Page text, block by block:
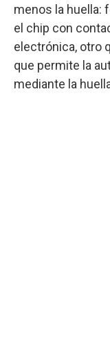
menos la huella:
el chip con
electrónica, otro
que permite la
mediante la